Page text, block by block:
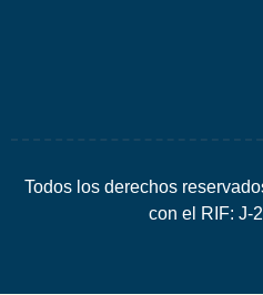
Todos los derechos
con el RIF: J-